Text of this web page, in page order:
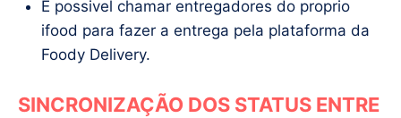
É possivel chamar entregadores do proprio
ifood para fazer a entrega pela plataforma da
Foody Delivery.
SINCRONIZAÇÃO DOS STATUS ENTRE